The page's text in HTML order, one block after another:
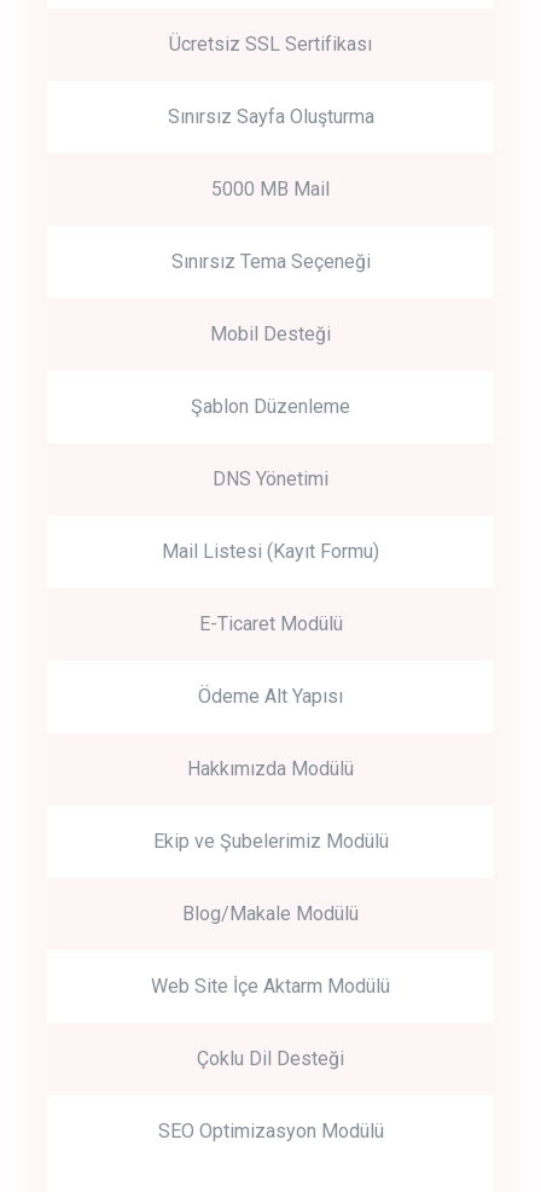
Start by trying our service for 30 days free trial no credit card
Ücretsiz SSL Sertifikası
Sınırsız Sayfa Oluşturma
5000 MB Mail
Sınırsız Tema Seçeneği
Mobil Desteği
Şablon Düzenleme
DNS Yönetimi
Mail Listesi (Kayıt Formu)
E-Ticaret Modülü
Ödeme Alt Yapısı
Hakkımızda Modülü
Ekip ve Şubelerimiz Modülü
Blog/Makale Modülü
Web Site İçe Aktarm Modülü
Çoklu Dil Desteği
SEO Optimizasyon Modülü